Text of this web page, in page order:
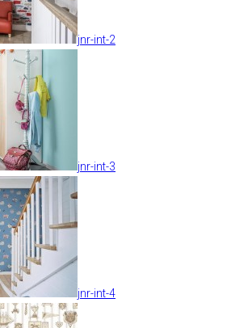
jnr-int-2
jnr-int-3
jnr-int-4